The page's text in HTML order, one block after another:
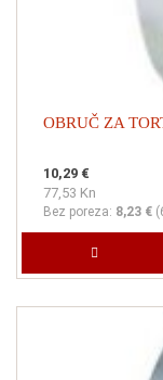
OBRUČ ZA
10,29 €
77,53 Kn
Bez poreza: 8,23 € (